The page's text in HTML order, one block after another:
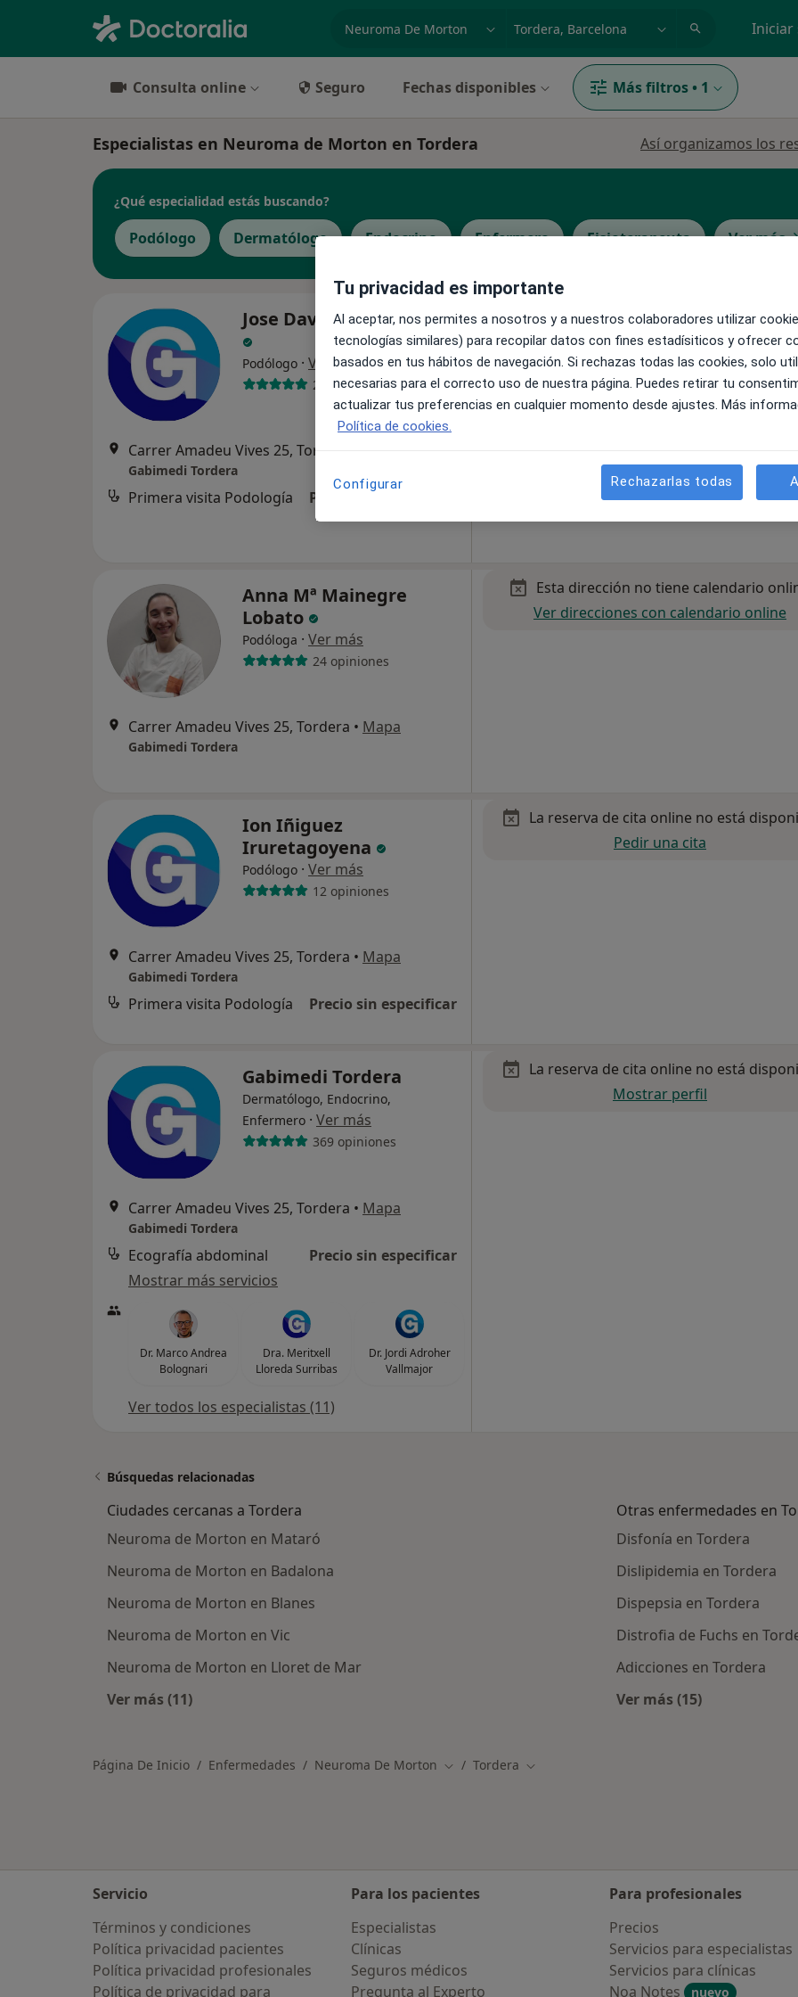
Iniciar
Consulta online Seguro Fechas disponibles Más filtros • 1
Especialistas en Neuroma de Morton en Tordera Así organizamos los
¿Qué especialidad estás buscando?
Podólogo Dermatólogo Endocrino Enfermero Fisioterapeuta Ver más
Jose David Serna Lopez
Podólogo · Ver más
201 opiniones
Carrer Amadeu Vives 25, Tordera
Gabimedi Tordera
Primera visita Podología Precio sin especificar
La reserva de cita online no está
Pedir una cita
Anna Mª Mainegre
Lobato
Podóloga · Ver más
24 opiniones
Carrer Amadeu Vives 25, Tordera • Mapa
Gabimedi Tordera
Esta dirección no tiene calendario
Ver direcciones con calendario online
Ion Iñiguez
Iruretagoyena
Podólogo · Ver más
12 opiniones
Carrer Amadeu Vives 25, Tordera • Mapa
Gabimedi Tordera
Primera visita Podología Precio sin especificar
La reserva de cita online no está
Pedir una cita
Gabimedi Tordera
Dermatólogo, Endocrino,
Enfermero · Ver más
369 opiniones
Carrer Amadeu Vives 25, Tordera • Mapa
Gabimedi Tordera
Ecografía abdominal
Precio sin especificar
Mostrar más servicios
Dr. Marco Andrea
Bolognari
Dra. Meritxell
Lloreda Surribas
Dr. Jordi Adroher
Vallmajor
Ver todos los especialistas (11)
La reserva de cita online no está
Mostrar perfil
Búsquedas relacionadas
Ciudades cercanas a Tordera
Neuroma de Morton en Mataró
Neuroma de Morton en Badalona
Neuroma de Morton en Blanes
Neuroma de Morton en Vic
Neuroma de Morton en Lloret de Mar
Ver más (11)
Otras enfermedades en
Disfonía en Tordera
Dislipidemia en Tordera
Dispepsia en Tordera
Distrofia de Fuchs en
Adicciones en Tordera
Ver más (15)
Página De Inicio Enfermedades Neuroma De Morton Cambiar de ciudad
Tordera Cambiar de ciudad
Servicio
Términos y condiciones
Política privacidad pacientes
Política privacidad profesionales
Política de privacidad para
Para los pacientes
Especialistas
Clínicas
Seguros médicos
Pregunta al Experto
Para profesionales
Precios
Servicios para especialistas
Servicios para clínicas
Noa Notes
nuevo
Tu privacidad es importante
Al aceptar, nos permites a nosotros y a nuestros colaboradores utilizar
tecnologías similares) para recopilar datos con fines estadísiticos y ofrecer
basados en tus hábitos de navegación. Si rechazas todas las cookies, solo
necesarias para el correcto uso de nuestra página. Puedes retirar tu
actualizar tus preferencias en cualquier momento desde ajustes. Más
Política de cookies.
Configurar Rechazarlas todas